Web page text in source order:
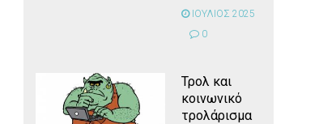
ΙΟΥΛΙΟΣ 2025
0
Τρολ και
κοινωνικό
τρολάρισμα